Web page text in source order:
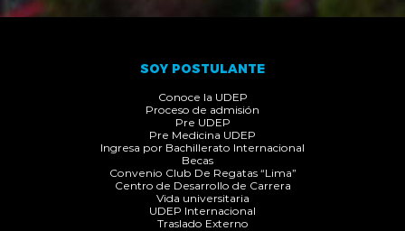
SOY POSTULANTE
Conoce la UDEP
Proceso de admisión
Pre UDEP
Pre Medicina UDEP
Ingresa por Bachillerato Internacional
Becas
Convenio Club De Regatas “Lima”
Centro de Desarrollo de Carrera
Vida universitaria
UDEP Internacional
Traslado Externo